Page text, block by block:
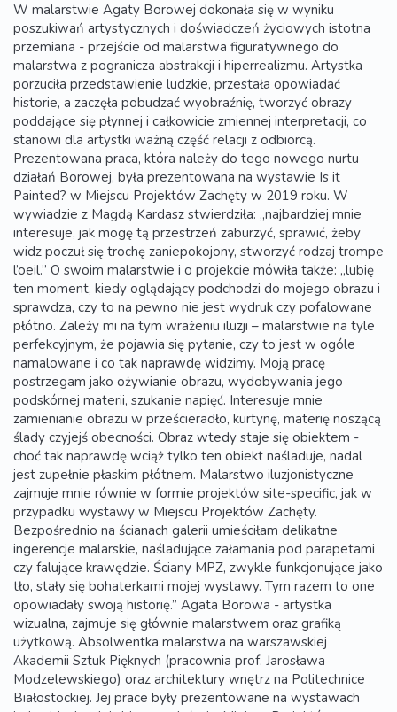
W malarstwie Agaty Borowej dokonała się w wyniku
poszukiwań artystycznych i doświadczeń życiowych istotna
przemiana - przejście od malarstwa figuratywnego do
malarstwa z pogranicza abstrakcji i hiperrealizmu. Artystka
porzuciła przedstawienie ludzkie, przestała opowiadać
historie, a zaczęła pobudzać wyobraźnię, tworzyć obrazy
poddające się płynnej i całkowicie zmiennej interpretacji, co
stanowi dla artystki ważną część relacji z odbiorcą.
Prezentowana praca, która należy do tego nowego nurtu
działań Borowej, była prezentowana na wystawie Is it
Painted? w Miejscu Projektów Zachęty w 2019 roku. W
wywiadzie z Magdą Kardasz stwierdziła: „najbardziej mnie
interesuje, jak mogę tą przestrzeń zaburzyć, sprawić, żeby
widz poczuł się trochę zaniepokojony, stworzyć rodzaj trompe
l’oeil.” O swoim malarstwie i o projekcie mówiła także: „lubię
ten moment, kiedy oglądający podchodzi do mojego obrazu i
sprawdza, czy to na pewno nie jest wydruk czy pofalowane
płótno. Zależy mi na tym wrażeniu iluzji – malarstwie na tyle
perfekcyjnym, że pojawia się pytanie, czy to jest w ogóle
namalowane i co tak naprawdę widzimy. Moją pracę
postrzegam jako ożywianie obrazu, wydobywania jego
podskórnej materii, szukanie napięć. Interesuje mnie
zamienianie obrazu w prześcieradło, kurtynę, materię noszącą
ślady czyjejś obecności. Obraz wtedy staje się obiektem -
choć tak naprawdę wciąż tylko ten obiekt naśladuje, nadal
jest zupełnie płaskim płótnem. Malarstwo iluzjonistyczne
zajmuje mnie równie w formie projektów site-specific, jak w
przypadku wystawy w Miejscu Projektów Zachęty.
Bezpośrednio na ścianach galerii umieściłam delikatne
ingerencje malarskie, naśladujące załamania pod parapetami
czy falujące krawędzie. Ściany MPZ, zwykle funkcjonujące jako
tło, stały się bohaterkami mojej wystawy. Tym razem to one
opowiadały swoją historię.” Agata Borowa - artystka
wizualna, zajmuje się głównie malarstwem oraz grafiką
użytkową. Absolwentka malarstwa na warszawskiej
Akademii Sztuk Pięknych (pracownia prof. Jarosława
Modzelewskiego) oraz architektury wnętrz na Politechnice
Białostockiej. Jej prace były prezentowane na wystawach